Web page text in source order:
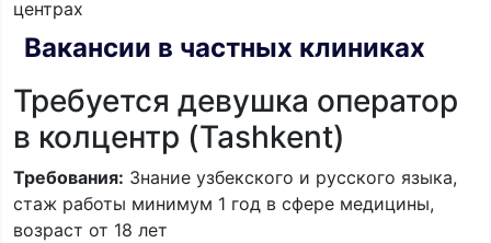
центрах
Вакансии в частных клиниках
Требуется девушка оператор
в колцентр (Tashkent)
Требования: Знание узбекского и русского языка,
стаж работы минимум 1 год в сфере медицины,
возраст от 18 лет